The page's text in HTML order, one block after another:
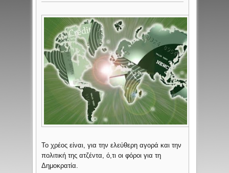
Το χρέος είναι, για την ελεύθερη αγορά και την
πολιτική της ατζέντα, ό,τι οι φόροι για τη
Δημοκρατία.